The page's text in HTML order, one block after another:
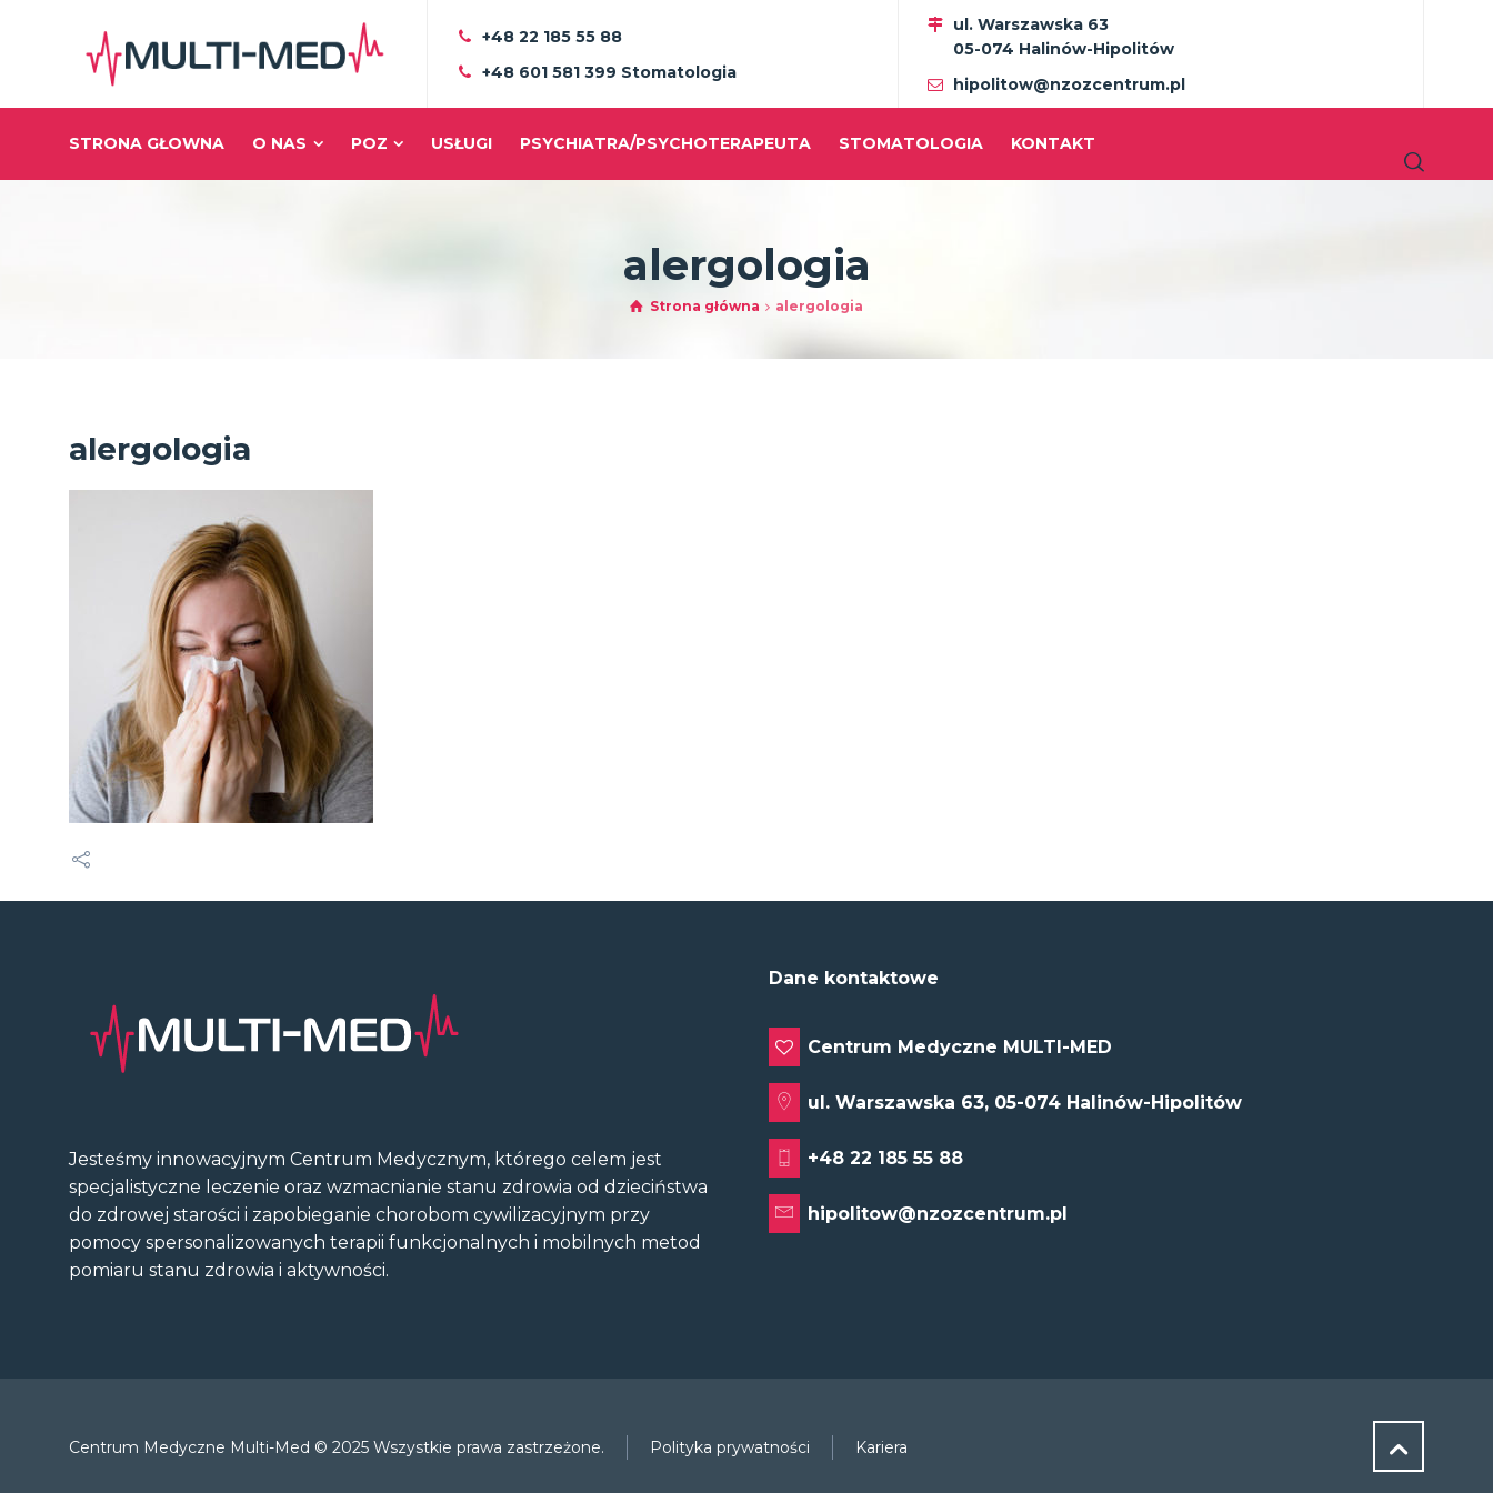
+48 22 185 55 88
+48 601 581 399 Stomatologia
ul. Warszawska 63
05-074 Halinów-Hipolitów
hipolitow@nzozcentrum.pl
STRONA GŁOWNA O NAS POZ USŁUGI PSYCHIATRA/PSYCHOTERAPEUTA STOMATOLOGIA KONTAKT
alergologia
Strona główna alergologia
alergologia
Jesteśmy innowacyjnym Centrum Medycznym, którego celem jest
specjalistyczne leczenie oraz wzmacnianie stanu zdrowia od dzieciństwa
do zdrowej starości i zapobieganie chorobom cywilizacyjnym przy
pomocy spersonalizowanych terapii funkcjonalnych i mobilnych metod
pomiaru stanu zdrowia i aktywności.
Dane kontaktowe
Centrum Medyczne MULTI-MED
ul. Warszawska 63, 05-074 Halinów-Hipolitów
+48 22 185 55 88
hipolitow@nzozcentrum.pl
Centrum Medyczne Multi-Med © 2025 Wszystkie prawa zastrzeżone. Polityka prywatności Kariera